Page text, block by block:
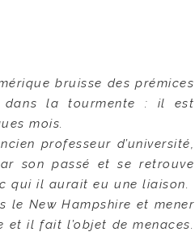
bruisse des prémices
dans la tourmente : il est
mois.
professeur d’université,
son passé et se retrouve
qui il aurait eu une liaison.
le New Hampshire et mener
et il fait l’objet de menaces.